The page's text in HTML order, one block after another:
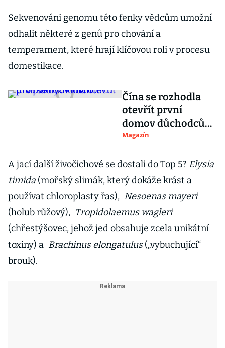
Sekvenování genomu této fenky vědcům umožní
odhalit některé z genů pro chování a
temperament, které hrají klíčovou roli v procesu
domestikace.
Čína se rozhodla
otevřít první
domov důchodců
pro pandy
Magazín
A jací další živočichové se dostali do Top 5? Elysia
timida (mořský slimák, který dokáže krást a
používat chloroplasty řas), Nesoenas mayeri
(holub růžový), Tropidolaemus wagleri
(chřestýšovec, jehož jed obsahuje zcela unikátní
toxiny) a Brachinus elongatulus(„vybuchující“
brouk).